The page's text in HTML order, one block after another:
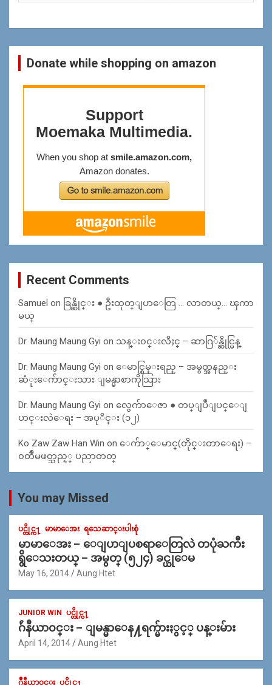
Donate while shopping on amazon
Recent Comments
Samuel on ခြန္ဆိုင္း ● ဦးထုတ္ျပာေတြ … လာတယ္… ၾကာ
မယ္
Dr. Maung Maung Gyi on သန္း၀င္းလိႈင္ – ဆာဂြ်န္ဆိုင္မြန္
Dr. Maung Maung Gyi on ေမာင္စြမ္းရည္ – အမွတ္အနည္း
ဆံုးေက်ာင္းသား ျမန္မာစာကိုသြား
Dr. Maung Maung Gyi on လွေက်ာေဇာ ● တပ္ျပဳျပင္ေျ
ပာင္းလဲေရး – အပုိင္း (၁၂)
Ko Zaw Zaw Han Win on ေက်ာ္ေမာင္(တိုင္းတာေရး) –
၀တၳဳမဖတ္သည့္ ပညာတတ္
You may Missed
ပင္တိုင္က႑ မာမာေအး ရသေဆာင္းပါးစုံ
မာမာေအး – ေျပာျပစရာေတြလဲ တပုံႀကီး
ရွိေသးတယ္ – အမွတ္ (၅၂၄) ခင္ယုေမ
May 16, 2014 Aung Htet
JUNIOR WIN ပင္တိုင္က႑
ဂ်ဴနီယာ၀င္း – ျမန္မာေန႔ရက္မ်ားႏွင့္ ပန္းမ်ား
April 14, 2014 Aung Htet
ဂ်ဳနီယာ၀င္း ပင္တိုင္က႑